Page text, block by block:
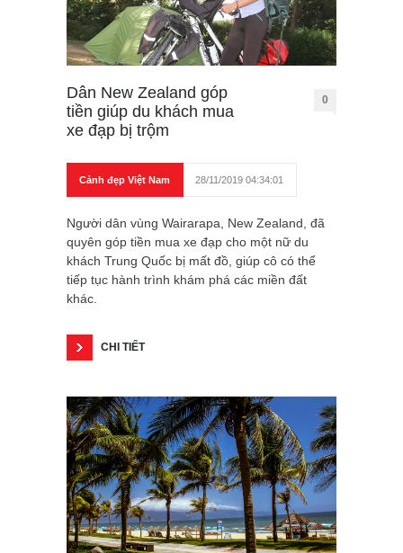
Dân New Zealand góp
tiền giúp du khách mua
xe đạp bị trộm
0
Cảnh đẹp Việt Nam 28/11/2019 04:34:01
Người dân vùng Wairarapa, New Zealand, đã
quyên góp tiền mua xe đạp cho một nữ du
khách Trung Quốc bị mất đồ, giúp cô có thể
tiếp tục hành trình khám phá các miền đất
khác.
CHI TIẾT